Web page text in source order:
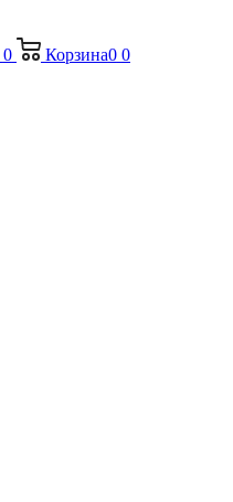
0 Корзина0 0